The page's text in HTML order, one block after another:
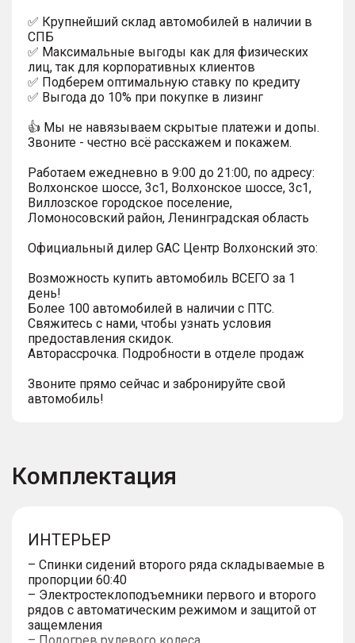
✅ Крупнейший склад автомобилей в наличии в
СПБ
✅ Максимальные выгоды как для физических
лиц, так для корпоративных клиентов
✅ Подберем оптимальную ставку по кредиту
✅ Выгода до 10% при покупке в лизинг
👍 Мы не навязываем скрытые платежи и допы.
Звоните - честно всё расскажем и покажем.
Работаем ежедневно в 9:00 до 21:00, по адресу:
Волхонское шоссе, 3с1, Волхонское шоссе, 3с1,
Виллозское городское поселение,
Ломоносовский район, Ленинградская область
Официальный дилер GAC Центр Волхонский это:
Возможность купить автомобиль ВСЕГО за 1
день!
Более 100 автомобилей в наличии с ПТС.
Свяжитесь с нами, чтобы узнать условия
предоставления скидок.
Авторассрочка. Подробности в отделе продаж
Звоните прямо сейчас и забронируйте свой
автомобиль!
Комплектация
ИНТЕРЬЕР
– Спинки сидений второго ряда складываемые в
пропорции 60:40
– Электростеклоподъемники первого и второго
рядов с автоматическим режимом и защитой от
защемления
– Подогрев рулевого колеса